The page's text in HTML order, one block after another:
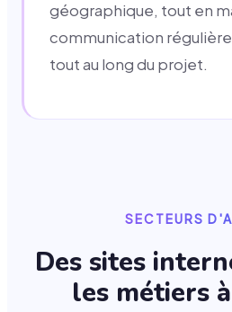
géographique, tout en
communication
tout au long du projet.
SECTEURS
Des sites
les métiers